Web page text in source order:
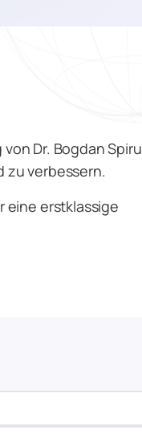
Dr. Bogdan Spiru
zu verbessern.
eine erstklassige